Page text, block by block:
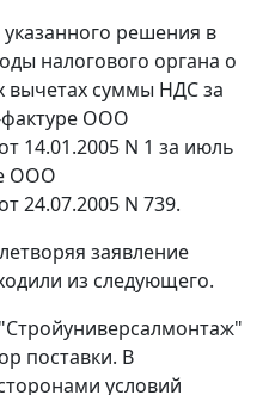
решения в
налогового органа о
вычетах суммы НДС за
фактуре ООО
14.01.2005 N 1 за июль
ООО
24.07.2005 N 739.
заявление
из следующего.
поставки. В
условий